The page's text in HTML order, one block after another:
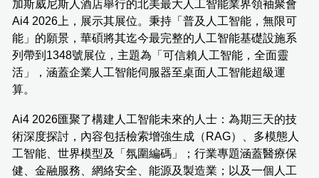
加斯威尼斯人酒店舉行的北美最大人工智能業界領袖聚會
Ai4 2026上，展示其展位。秉持「普及人工智能，無限可
能」的願景，華碩將其迄今最完整的人工智能基礎設施系
列帶到1348號展位，主題為「可信賴人工智能，全面靈
活」，涵蓋企業人工智能伺服器至桌面人工智能超級運
算。
Ai4 2026匯聚了構建人工智能未來的人士：為期三天的技
術深度探討，內容包括檢索增強生成（RAG）、多模態人
工智能、世界模型及「氛圍編碼」；行業專題涵蓋醫療保
健、金融服務、網絡安全、能源及製造業；以及一個人工